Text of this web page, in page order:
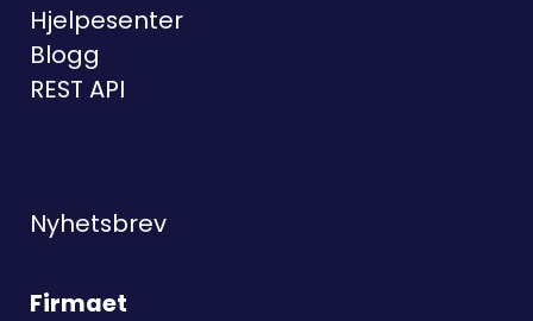
Hjelpesenter
Blogg
REST API
Nyhetsbrev
Firmaet